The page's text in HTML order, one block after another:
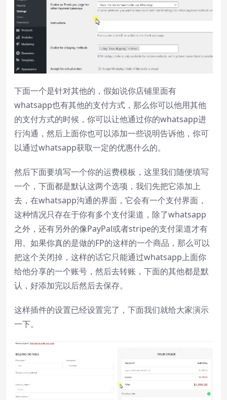
下面一个是针对其他的，假如说你店铺里面有
whatsapp也有其他的支付方式，那么你可以他用其他
的支付方式的时候，你可以让他通过你的whatsapp进
行沟通，然后上面你也可以添加一些说明告诉他，你可
以通过whatsapp获取一定的优惠什么的。
然后下面要填写一个你的运费模板，这里我们随便填写
一个，下面都是默认这两个选项，我们先把它添加上
去，在whatsapp沟通的界面，它会有一个支付界面，
这种情况只存在于你有多个支付渠道，除了whatsapp
之外，还有另外的像PayPal或者stripe的支付渠道才有
用。如果你真的是做的FP的这样的一个商品，那么可以
把这个关闭掉，这样的话它只能通过whatsapp上面你
给他分享的一个账号，然后去转账，下面的其他都是默
认，好添加完以后然后去保存。
这样插件的设置已经设置完了，下面我们就给大家演示
一下。